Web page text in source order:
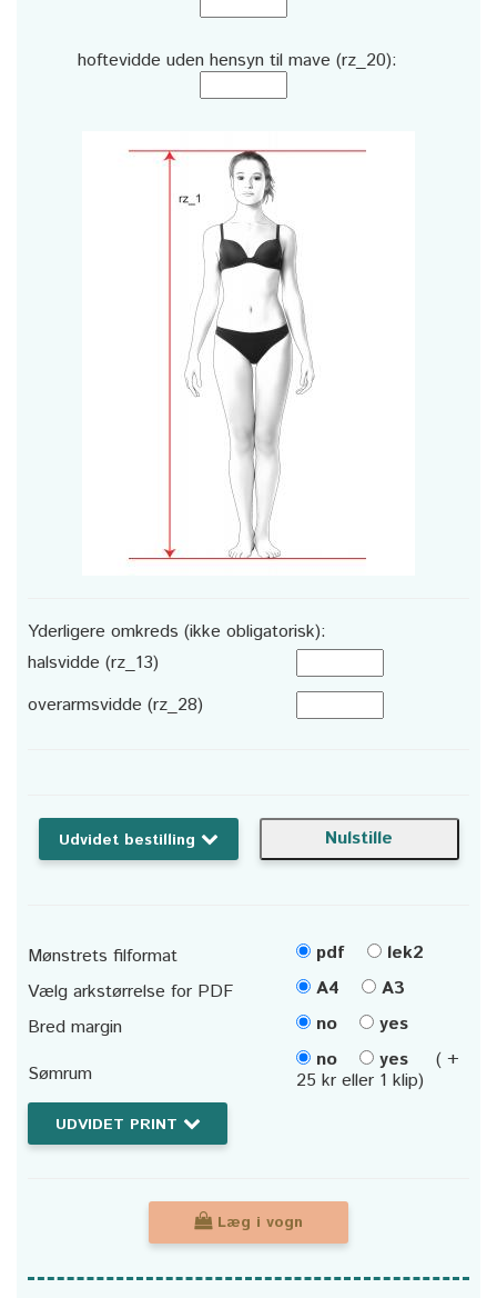
hoftevidde uden hensyn til mave (rz_20):
Yderligere omkreds (ikke obligatorisk):
halsvidde (rz_13)
overarmsvidde (rz_28)
Udvidet bestilling
Mønstrets filformat pdf
lek2
Vælg arkstørrelse for PDF
A4
A3
Bred margin
no
yes
Sømrum
no yes
( +
25 kr eller 1 klip)
UDVIDET PRINT
Læg i vogn